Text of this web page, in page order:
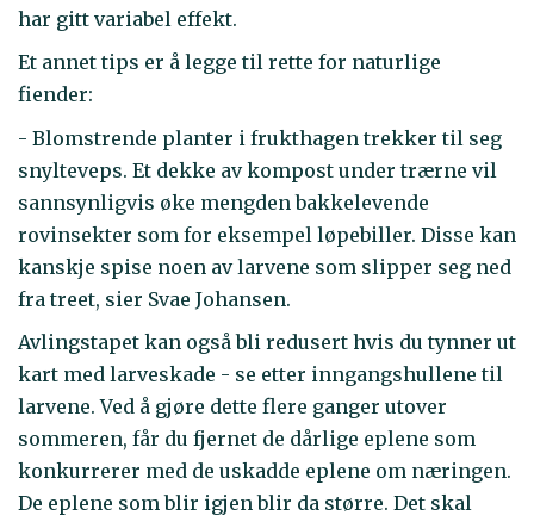
har gitt variabel effekt.
Et annet tips er å legge til rette for naturlige
fiender:
- Blomstrende planter i frukthagen trekker til seg
snylteveps. Et dekke av kompost under trærne vil
sannsynligvis øke mengden bakkelevende
rovinsekter som for eksempel løpebiller. Disse kan
kanskje spise noen av larvene som slipper seg ned
fra treet, sier Svae Johansen.
Avlingstapet kan også bli redusert hvis du tynner ut
kart med larveskade - se etter inngangshullene til
larvene. Ved å gjøre dette flere ganger utover
sommeren, får du fjernet de dårlige eplene som
konkurrerer med de uskadde eplene om næringen.
De eplene som blir igjen blir da større. Det skal